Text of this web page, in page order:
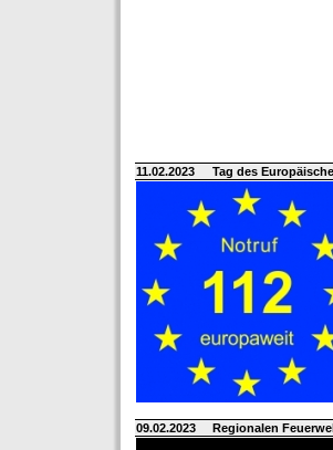
11.02.2023 Tag des
09.02.2023 Regionalen